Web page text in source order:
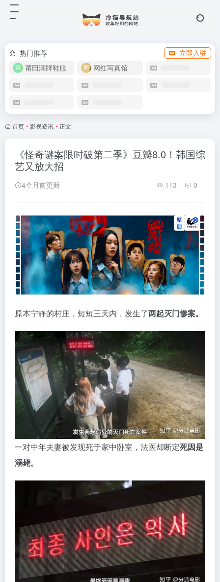
热门推荐
立即入驻
莆田潮牌鞋服
网红写真馆
首页 • 影视资讯 • 正文
《怪奇谜案限时破第二季》豆瓣8.0！韩国综
艺又放大招
4个月前更新 113 0
原本宁静的村庄，短短三天内，发生了两起灭门惨案。
一对中年夫妻被发现死于家中卧室，法医却断定死因是
溺毙。